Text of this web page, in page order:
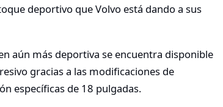
deportivo que Volvo está dando a sus
aún más deportiva se encuentra disponible
gracias a las modificaciones de
específicas de 18 pulgadas.